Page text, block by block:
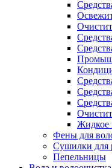
Жидкое
Фены для
Сушилки для
Пепельницы